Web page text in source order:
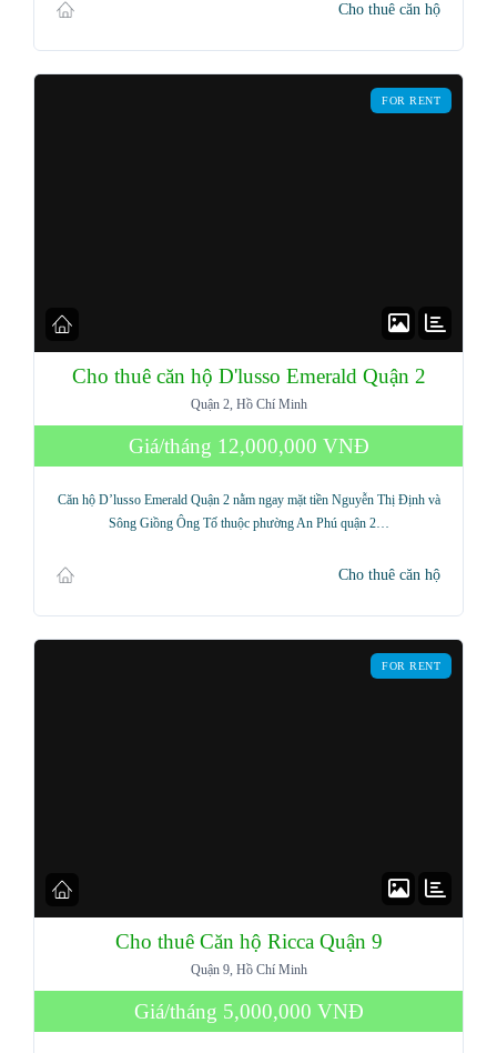
Cho thuê căn hộ
FOR RENT
Cho thuê căn hộ D'lusso Emerald Quận 2
Quận 2, Hồ Chí Minh
Giá/tháng 12,000,000 VNĐ
Căn hộ D’lusso Emerald Quận 2 nằm ngay mặt tiền Nguyễn Thị Định và
Sông Giồng Ông Tố thuộc phường An Phú quận 2…
Cho thuê căn hộ
FOR RENT
Cho thuê Căn hộ Ricca Quận 9
Quận 9, Hồ Chí Minh
Giá/tháng 5,000,000 VNĐ
Log in
Username